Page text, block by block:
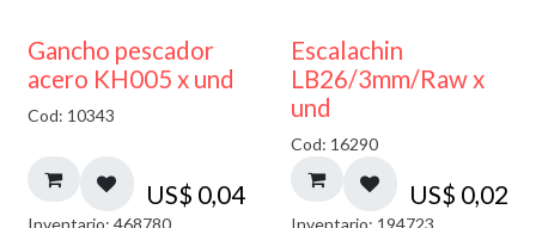
Gancho pescador
acero KH005 x und
Cod: 10343
US$ 0,04
Escalachin
LB26/3mm/Raw x
und
Cod: 16290
US$ 0,02